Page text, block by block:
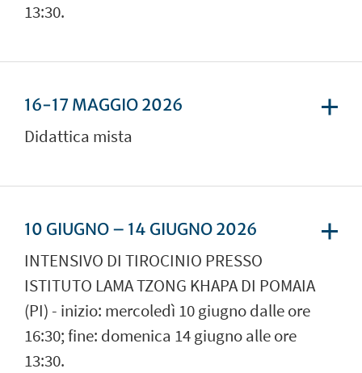
13:30.
16-17 MAGGIO 2026
Didattica mista
10 GIUGNO – 14 GIUGNO 2026
INTENSIVO DI TIROCINIO PRESSO
ISTITUTO LAMA TZONG KHAPA DI POMAIA
(PI) - inizio: mercoledì 10 giugno dalle ore
16:30; fine: domenica 14 giugno alle ore
13:30.